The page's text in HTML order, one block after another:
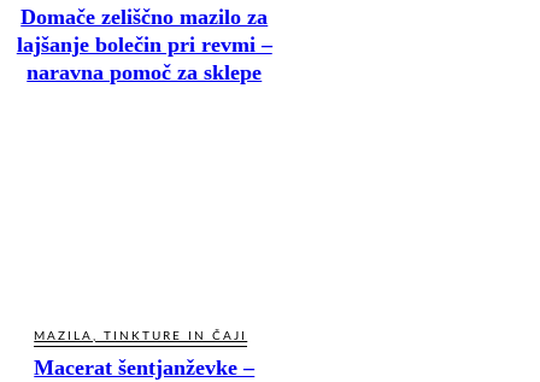
Domače zeliščno mazilo za
lajšanje bolečin pri revmi –
naravna pomoč za sklepe
MAZILA, TINKTURE IN ČAJI
Macerat šentjanževke –